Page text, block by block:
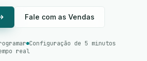
Fale com as Vendas
Configuração de 5 minutos
real